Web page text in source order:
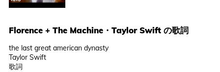
Florence + The Machine・ Taylor Swiftの歌詞
the last great american dynasty
Taylor Swift
歌詞